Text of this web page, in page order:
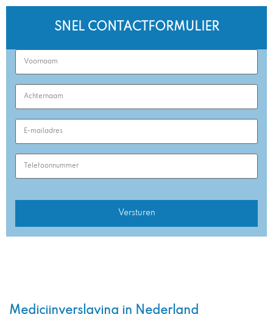
SNEL CONTACTFORMULIER
First
Name
(Required)
Last
Name
(Required)
Email
Address
(Required)
Phone
Number
(Required)
Medicijnverslaving in Nederland